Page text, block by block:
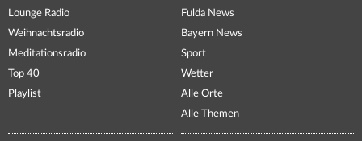
Lounge Radio
Weihnachtsradio
Meditationsradio
Top 40
Playlist
Fulda News
Bayern News
Sport
Wetter
Alle Orte
Alle Themen